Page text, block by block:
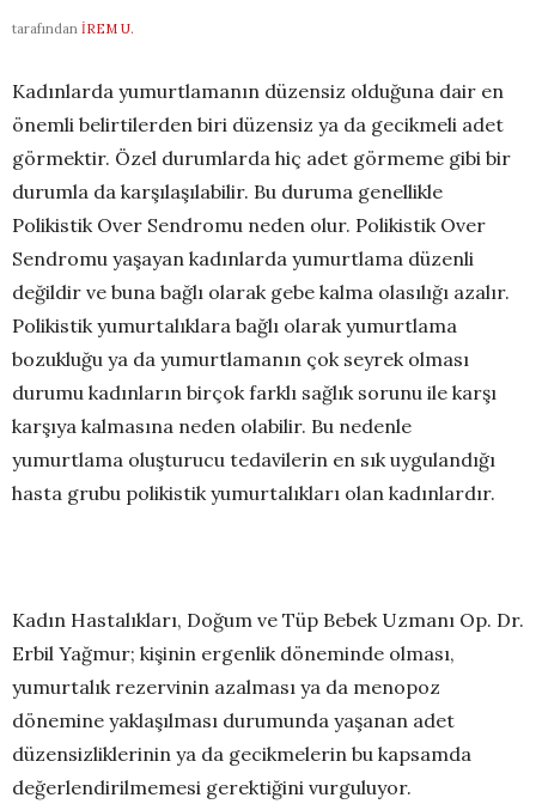
tarafından İREM U.
Kadınlarda yumurtlamanın düzensiz olduğuna dair en
önemli belirtilerden biri düzensiz ya da gecikmeli adet
görmektir. Özel durumlarda hiç adet görmeme gibi bir
durumla da karşılaşılabilir. Bu duruma genellikle
Polikistik Over Sendromu neden olur. Polikistik Over
Sendromu yaşayan kadınlarda yumurtlama düzenli
değildir ve buna bağlı olarak gebe kalma olasılığı azalır.
Polikistik yumurtalıklara bağlı olarak yumurtlama
bozukluğu ya da yumurtlamanın çok seyrek olması
durumu kadınların birçok farklı sağlık sorunu ile karşı
karşıya kalmasına neden olabilir. Bu nedenle
yumurtlama oluşturucu tedavilerin en sık uygulandığı
hasta grubu polikistik yumurtalıkları olan kadınlardır.
Kadın Hastalıkları, Doğum ve Tüp Bebek Uzmanı Op. Dr.
Erbil Yağmur; kişinin ergenlik döneminde olması,
yumurtalık rezervinin azalması ya da menopoz
dönemine yaklaşılması durumunda yaşanan adet
düzensizliklerinin ya da gecikmelerin bu kapsamda
değerlendirilmemesi gerektiğini vurguluyor.